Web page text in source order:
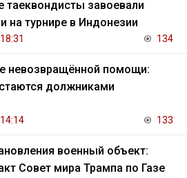
таеквондисты завоевали
на турнире в Индонезии
134
невозвращённой помощи:
должниками
133
военный объект:
Совет мира Трампа по Газе